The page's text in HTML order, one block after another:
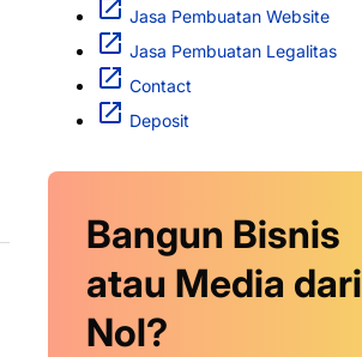
Jasa Pembuatan Website
Jasa Pembuatan Legalitas
Contact
Deposit
Bangun Bisnis
atau Media dari
Nol?